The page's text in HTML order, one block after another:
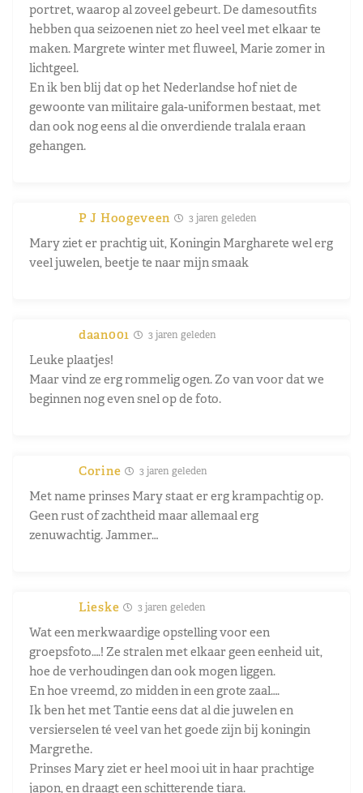
portret, waarop al zoveel gebeurt. De damesoutfits
hebben qua seizoenen niet zo heel veel met elkaar te
maken. Margrete winter met fluweel, Marie zomer in
lichtgeel.
En ik ben blij dat op het Nederlandse hof niet de
gewoonte van militaire gala-uniformen bestaat, met
dan ook nog eens al die onverdiende tralala eraan
gehangen.
P J Hoogeveen 3 jaren geleden
Mary ziet er prachtig uit, Koningin Margharete wel erg
veel juwelen, beetje te naar mijn smaak
daan001 3 jaren geleden
Leuke plaatjes!
Maar vind ze erg rommelig ogen. Zo van voor dat we
beginnen nog even snel op de foto.
Corine 3 jaren geleden
Met name prinses Mary staat er erg krampachtig op.
Geen rust of zachtheid maar allemaal erg
zenuwachtig. Jammer…
Lieske 3 jaren geleden
Wat een merkwaardige opstelling voor een
groepsfoto….! Ze stralen met elkaar geen eenheid uit,
hoe de verhoudingen dan ook mogen liggen.
En hoe vreemd, zo midden in een grote zaal….
Ik ben het met Tantie eens dat al die juwelen en
versierselen té veel van het goede zijn bij koningin
Margrethe.
Prinses Mary ziet er heel mooi uit in haar prachtige
japon, en draagt een schitterende tiara.